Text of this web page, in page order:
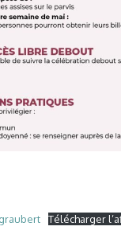
Télécharger